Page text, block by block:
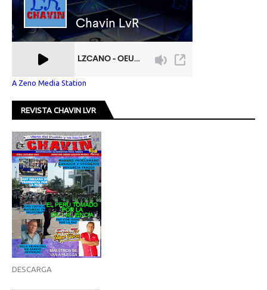
A Zeno Media Station
REVISTA CHAVIN LVR
DESCARGA